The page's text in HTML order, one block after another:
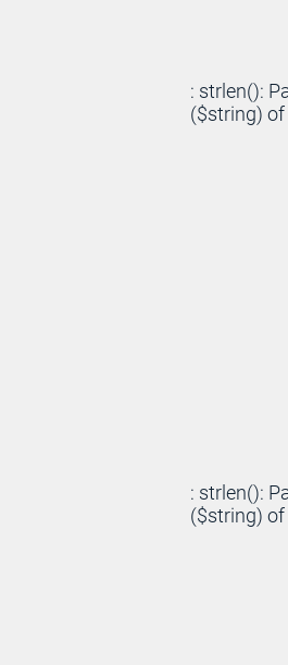
: strlen():
($string)
: strlen():
($string)